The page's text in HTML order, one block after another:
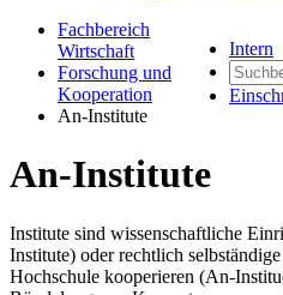
Intern
Fachbereich
Wirtschaft
Forschung und
Kooperation
An-Institute
An-Institute
Institute sind wissenschaftliche
Institute) oder rechtlich
Hochschule kooperieren (An-